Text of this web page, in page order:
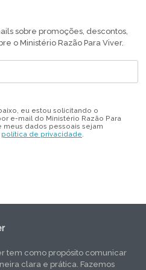
sobre promoções, descontos,
o Ministério Razão Para Viver.
eu estou solicitando o
e-mail do Ministério Razão Para
dados pessoais sejam
política de privacidade.
tem como propósito comunicar
clara e prática. Fazemos